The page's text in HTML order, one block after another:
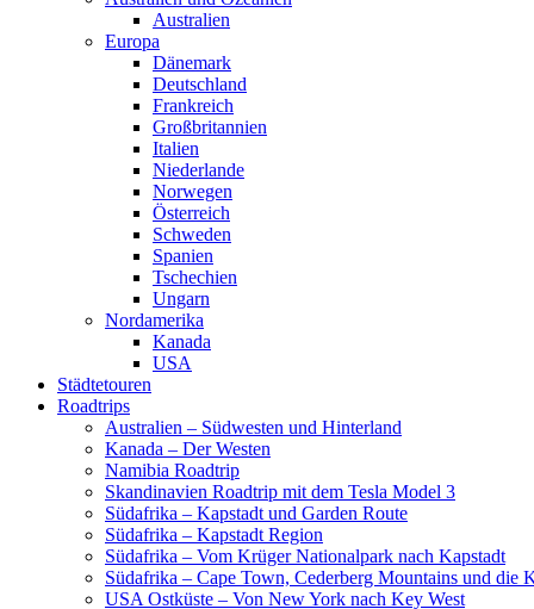
Australien
Europa
Dänemark
Deutschland
Frankreich
Großbritannien
Italien
Niederlande
Norwegen
Österreich
Schweden
Spanien
Tschechien
Ungarn
Nordamerika
Kanada
USA
Städtetouren
Roadtrips
Australien – Südwesten und Hinterland
Kanada – Der Westen
Namibia Roadtrip
Skandinavien Roadtrip mit dem Tesla Model 3
Südafrika – Kapstadt und Garden Route
Südafrika – Kapstadt Region
Südafrika – Vom Krüger Nationalpark nach Kapstadt
Südafrika – Cape Town, Cederberg Mountains und die
USA Ostküste – Von New York nach Key West